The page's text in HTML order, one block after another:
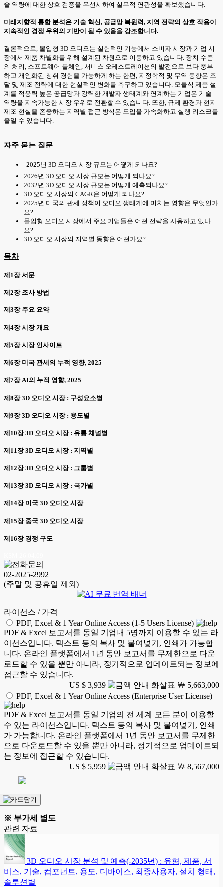
술 역량에 대한 상호 검증을 우선시하여 실무적 연관성을 확보했습니다.
미래지향적 통합 분석은 기술 혁신, 공급망 복원력, 지역 전략의 상호 작용이
지속적인 경쟁 우위의 기반이 될 수 있음을 강조합니다.
결론적으로, 몰입형 3D 오디오는 실험적인 기능에서 소비자 시장과 기업 시
장에서 제품 차별화를 위해 설계된 차원으로 이동하고 있습니다. 장치 수준
의 처리, 소프트웨어 툴체인, 서비스 오케스트레이션의 발전으로 보다 풍부
하고 개인화된 청취 경험을 가능하게 하는 한편, 지정학적 및 무역 동향은 조
달 및 제조 전략에 대한 현실적인 변화를 촉구하고 있습니다. 모듈식 제품 설
계를 적응력 높은 공급망과 강력한 개발자 생태계와 연계하는 기업은 기술
역량을 지속가능한 시장 우위로 전환할 수 있습니다. 또한, 규제 환경과 현지
제조 현실을 존중하는 지역별 접근 방식은 도입을 가속화하고 실행 리스크를
줄일 수 있습니다.
자주 묻는 질문
2025년 3D 오디오 시장 규모는 어떻게 되나요?
2026년 3D 오디오 시장 규모는 어떻게 되나요?
2032년 3D 오디오 시장 규모는 어떻게 예측되나요?
3D 오디오 시장의 CAGR은 어떻게 되나요?
2025년 미국의 관세 정책이 오디오 생태계에 미치는 영향은 무엇인가
요?
몰입형 오디오 시장에서 주요 기업들은 어떤 전략을 사용하고 있나
요?
3D 오디오 시장의 지역별 동향은 어떤가요?
목차
제1장 서문
제2장 조사 방법
제3장 주요 요약
제4장 시장 개요
제5장 시장 인사이트
제6장 미국 관세의 누적 영향, 2025
제7장 AI의 누적 영향, 2025
제8장 3D 오디오 시장 : 구성요소별
제9장 3D 오디오 시장 : 용도별
제10장 3D 오디오 시장 : 유통 채널별
제11장 3D 오디오 시장 : 지역별
제12장 3D 오디오 시장 : 그룹별
제13장 3D 오디오 시장 : 국가별
제14장 미국 3D 오디오 시장
제15장 중국 3D 오디오 시장
제16장 경쟁 구도
02-2025-2992
(주말 및 공휴일 제외)
라이선스 / 가격
PDF, Excel & 1 Year Online Access (1-5 Users License)
PDF & Excel 보고서를 동일 기업내 5명까지 이용할 수 있는 라
이선스입니다. 텍스트 등의 복사 및 붙여넣기, 인쇄가 가능합
니다. 온라인 플랫폼에서 1년 동안 보고서를 무제한으로 다운
로드할 수 있을 뿐만 아니라, 정기적으로 업데이트되는 정보에
접근할 수 있습니다.
US $ 3,939
￦ 5,663,000
PDF, Excel & 1 Year Online Access (Enterprise User License)
PDF & Excel 보고서를 동일 기업의 전 세계 모든 분이 이용할
수 있는 라이선스입니다. 텍스트 등의 복사 및 붙여넣기, 인쇄
가 가능합니다. 온라인 플랫폼에서 1년 동안 보고서를 무제한
으로 다운로드할 수 있을 뿐만 아니라, 정기적으로 업데이트되
는 정보에 접근할 수 있습니다.
US $ 5,959
￦ 8,567,000
※ 부가세 별도
관련 자료
3D 오디오 시장 분석 및 예측(-2035년) : 유형, 제품, 서
비스, 기술, 컴포넌트, 용도, 디바이스, 최종사용자, 설치 형태,
솔루션별